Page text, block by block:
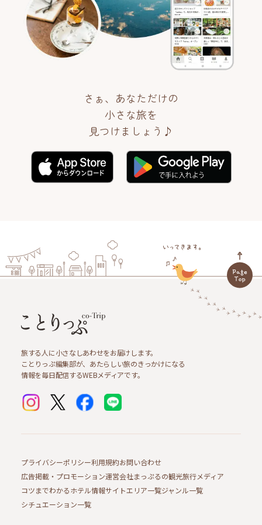
さぁ、あなただけの
小さな旅を
見つけましょう♪
旅する人に小さなしあわせをお届けします。
ことりっぷ編集部が、あたらしい旅のきっかけになる
情報を毎日配信するWEBメディアです。
プライバシーポリシー利用規約お問い合わせ
広告掲載・プロモーション運営会社まっぷるの観光旅行メディア
コツまでわかるホテル情報サイトエリア一覧ジャンル一覧
シチュエーション一覧